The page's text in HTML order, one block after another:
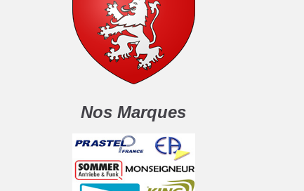
Nos Marques